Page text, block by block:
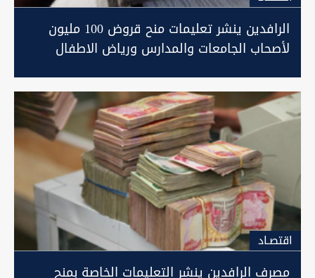
الرافدين ينشر تعليمات منح قروض 100 مليون
لأصحاب الجامعات والمدارس ورياض الاطفال
اقتصـاد
مصرف الرافدين ينشر التعليمات الخاصة بمنح